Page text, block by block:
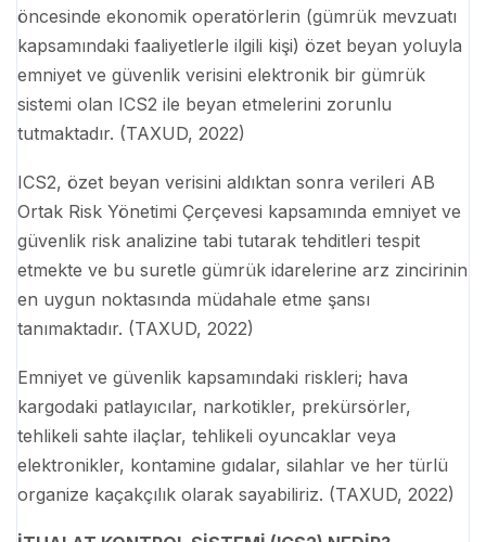
öncesinde ekonomik operatörlerin (gümrük mevzuatı
kapsamındaki faaliyetlerle ilgili kişi) özet beyan yoluyla
emniyet ve güvenlik verisini elektronik bir gümrük
sistemi olan ICS2 ile beyan etmelerini zorunlu
tutmaktadır. (TAXUD, 2022)
ICS2, özet beyan verisini aldıktan sonra verileri AB
Ortak Risk Yönetimi Çerçevesi kapsamında emniyet ve
güvenlik risk analizine tabi tutarak tehditleri tespit
etmekte ve bu suretle gümrük idarelerine arz zincirinin
en uygun noktasında müdahale etme şansı
tanımaktadır. (TAXUD, 2022)
Emniyet ve güvenlik kapsamındaki riskleri; hava
kargodaki patlayıcılar, narkotikler, prekürsörler,
tehlikeli sahte ilaçlar, tehlikeli oyuncaklar veya
elektronikler, kontamine gıdalar, silahlar ve her türlü
organize kaçakçılık olarak sayabiliriz. (TAXUD, 2022)